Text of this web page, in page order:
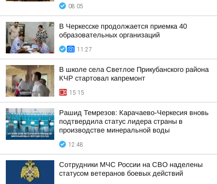
08:05
В Черкесске продолжается приемка 40
образовательных организаций
11:27
В школе села Светлое Прикубанского района
КЧР стартовал капремонт
15:15
Рашид Темрезов: Карачаево-Черкесия вновь
подтвердила статус лидера страны в
производстве минеральной воды
12:48
Сотрудники МЧС России на СВО наделены
статусом ветеранов боевых действий